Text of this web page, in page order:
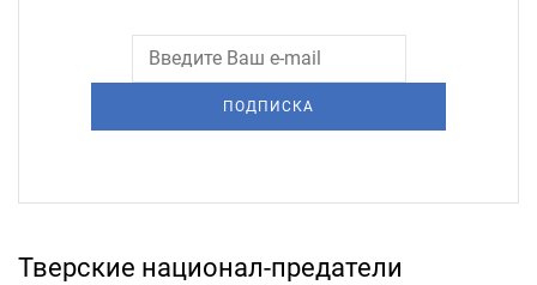
ПОДПИСКА
Тверские национал-предатели